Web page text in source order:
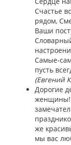
Счастье
рядом,
Ваши
Самые-
пусть
(Евгений
Дорогие
женщины!
же
мы вас